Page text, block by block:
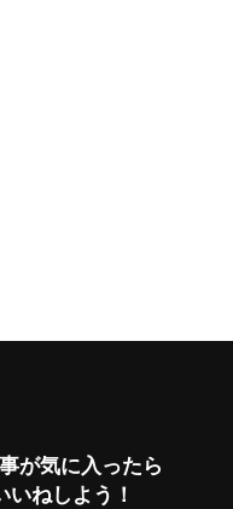
が気に入ったら
いねしよう！